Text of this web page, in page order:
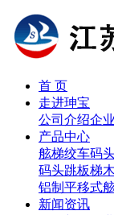
首 页
走进珅宝
公司介绍企
产品中心
舷梯绞车码
码头跳板梯
铝制平移式
新闻资讯